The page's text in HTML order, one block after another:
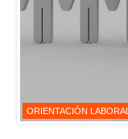
ORIENTACIÓN LABORAL